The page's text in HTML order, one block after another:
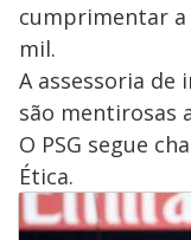
cumprimentar a
mil.
A assessoria de
são mentirosas
O PSG segue
Ética.